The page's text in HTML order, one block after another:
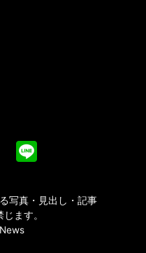
写真・見出し・記事
ます。